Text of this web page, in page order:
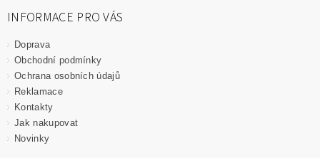
INFORMACE PRO VÁS
Doprava
Obchodní podmínky
Ochrana osobních údajů
Reklamace
Kontakty
Jak nakupovat
Novinky